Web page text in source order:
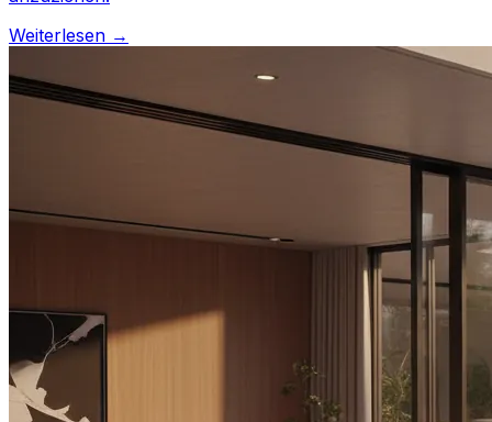
Weiterlesen →